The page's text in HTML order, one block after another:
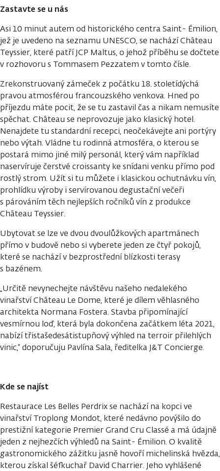
Zastavte se u nás
Asi 10 minut autem od historického centra Saint- Émilion,
jež je uvedeno na seznamu UNESCO, se nachází Château
Teyssier, které patří JCP Maltus, o jehož příběhu se dočtete
v rozhovoru s Tommasem Pezzatem v tomto čísle.
Zrekonstruovaný zámeček z počátku 18. stoletídýchá
pravou atmosférou francouzského venkova. Hned po
příjezdu máte pocit, že se tu zastavil čas a nikam nemusíte
spěchat. Château se neprovozuje jako klasický hotel.
Nenajdete tu standardní recepci, neočekávejte ani portýry
nebo výtah. Vládne tu rodinná atmosféra, o kterou se
postará mimo jiné milý personál, který vám například
naservíruje čerstvé croissanty ke snídani venku přímo pod
rostlý strom. Užít si tu můžete i klasickou ochutnávku vín,
prohlídku výroby i servírovanou degustační večeři
s párováním těch nejlepších ročníků vín z produkce
Château Teyssier.
Ubytovat se lze ve dvou dvoulůžkových apartmánech
přímo v budově nebo si vyberete jeden ze čtyř pokojů,
které se nachází v bezprostřední blízkosti terasy
s bazénem.
„Určitě nevynechejte návštěvu našeho nedalekého
vinařství Château Le Dome, které je dílem věhlasného
architekta Normana Fostera. Stavba připomínající
vesmírnou loď, která byla dokončena začátkem léta 2021,
nabízí třistašedesátistupňový výhled na terroir přilehlých
vinic,“ doporučuju Pavlína Sala, ředitelka J&T Concierge.
Kde se najíst
Restaurace Les Belles Perdrix se nachází na kopci ve
vinařství Troplong Mondot, které nedávno povýšilo do
prestižní kategorie Premier Grand Cru Classé a má údajně
jeden z nejhezčích výhledů na Saint- Émilion. O kvalitě
gastronomického zážitku jasně hovoří michelinská hvězda,
kterou získal šéfkuchař David Charrier. Jeho vyhlášené